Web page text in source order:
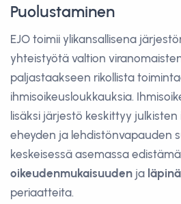
Puolustaminen
EJO toimii ylikansallisena
yhteistyötä valtion
paljastaakseen rikollista
ihmisoikeusloukkauksia.
lisäksi järjestö keskittyy
eheyden ja lehdistönvapauden
keskeisessä asemassa
oikeudenmukaisuuden ja
periaatteita.